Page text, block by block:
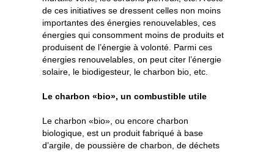
de ces initiatives se dressent celles non moins
importantes des énergies renouvelables, ces
énergies qui consomment moins de produits et
produisent de l’énergie à volonté. Parmi ces
énergies renouvelables, on peut citer l’énergie
solaire, le biodigesteur, le charbon bio, etc.
Le charbon «bio», un combustible utile
Le charbon «bio», ou encore charbon
biologique, est un produit fabriqué à base
d’argile, de poussière de charbon, de déchets